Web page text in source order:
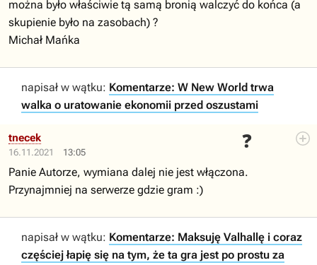
można było właściwie tą samą bronią walczyć do końca (a
skupienie było na zasobach) ?
Michał Mańka
napisał w wątku: Komentarze: W New World trwa
walka o uratowanie ekonomii przed oszustami
16.11.2021 13:05
❓
tnecek
Panie Autorze, wymiana dalej nie jest włączona.
Przynajmniej na serwerze gdzie gram :)
napisał w wątku: Komentarze: Maksuję Valhallę i coraz
częściej łapię się na tym, że ta gra jest po prostu za